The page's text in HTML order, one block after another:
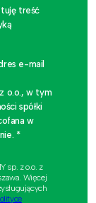
treść
e-mail
o.o., w tym
spółki
w
*
sp. z o.o. z
Więcej